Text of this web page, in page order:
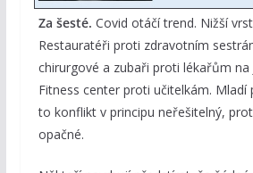
Za šesté. Covid otáčí trend. Nižší
Restauratéři proti zdravotním
chirurgové a zubaři proti lékařům na
Fitness center proti učitelkám. Mladí
to konflikt v principu neřešitelný,
opačné.